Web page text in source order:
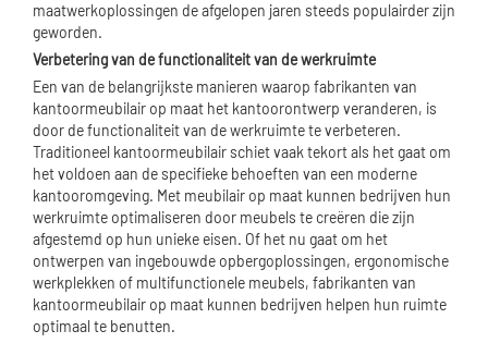
maatwerkoplossingen de afgelopen jaren steeds populairder zijn
geworden.
Verbetering van de functionaliteit van de werkruimte
Een van de belangrijkste manieren waarop fabrikanten van
kantoormeubilair op maat het kantoorontwerp veranderen, is
door de functionaliteit van de werkruimte te verbeteren.
Traditioneel kantoormeubilair schiet vaak tekort als het gaat om
het voldoen aan de specifieke behoeften van een moderne
kantooromgeving. Met meubilair op maat kunnen bedrijven hun
werkruimte optimaliseren door meubels te creëren die zijn
afgestemd op hun unieke eisen. Of het nu gaat om het
ontwerpen van ingebouwde opbergoplossingen, ergonomische
werkplekken of multifunctionele meubels, fabrikanten van
kantoormeubilair op maat kunnen bedrijven helpen hun ruimte
optimaal te benutten.